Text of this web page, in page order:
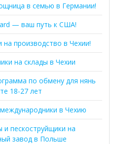
в семью в Германии!
— ваш путь к США!
производство в Чехии!
на склады в Чехии
по обмену для нянь
18-27 лет
в Чехию
пескоструйщики на
завод в Польше